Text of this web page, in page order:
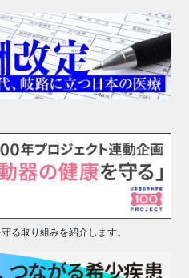
る取り組みを紹介します。